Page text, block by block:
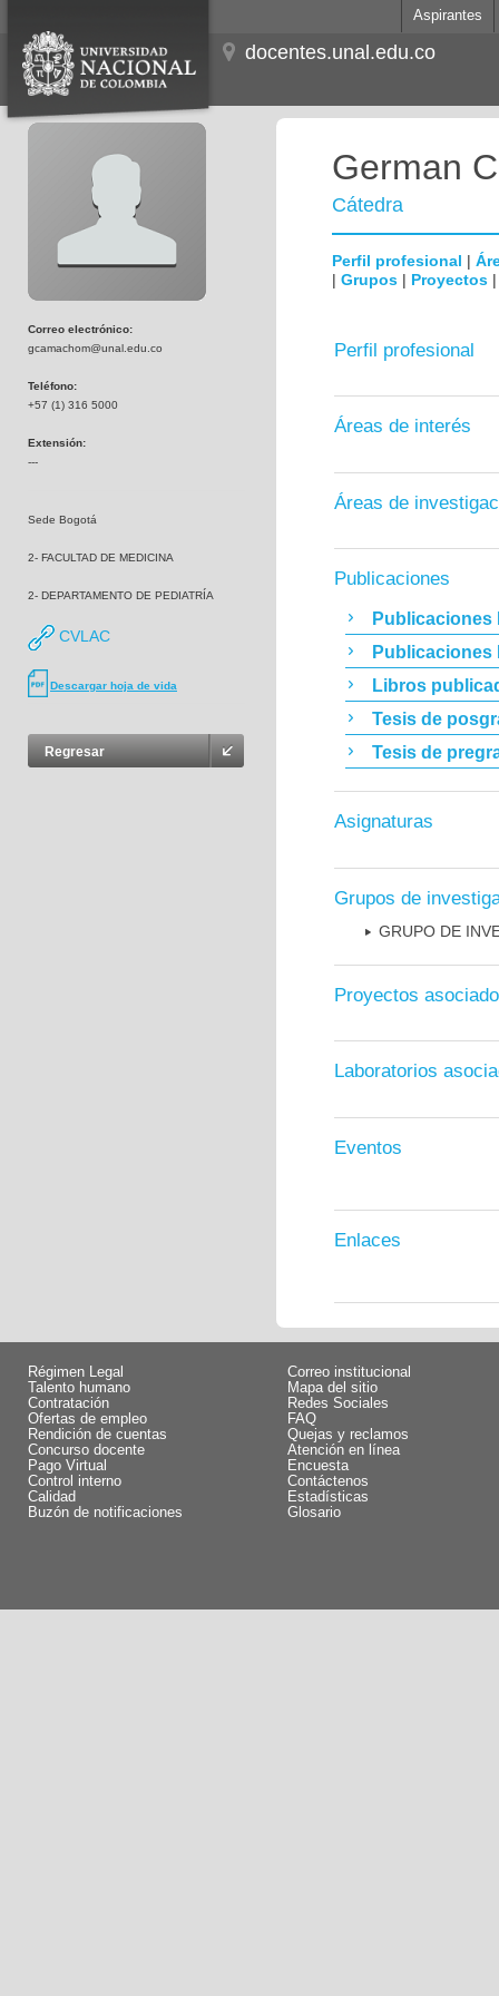
Aspirantes
docentes.unal.edu.co
Correo electrónico:
gcamachom@unal.edu.co
Teléfono:
+57 (1) 316 5000
Extensión:
---
Sede Bogotá
2- FACULTAD DE MEDICINA
2- DEPARTAMENTO DE PEDIATRÍA
CVLAC
Descargar hoja de vida
Regresar
German
Cátedra
Perfil profesional |
| Grupos | Proyectos
Perfil profesional
Áreas de interés
Áreas de
Publicaciones
Publicaciones
Publicaciones
Libros
Tesis de
Tesis de
Asignaturas
Grupos de
GRUPO DE
Proyectos
Laboratorios
Eventos
Enlaces
Régimen Legal
Talento humano
Contratación
Ofertas de empleo
Rendición de cuentas
Concurso docente
Pago Virtual
Control interno
Calidad
Buzón de notificaciones
Correo institucional
Mapa del sitio
Redes Sociales
FAQ
Quejas y reclamos
Atención en línea
Encuesta
Contáctenos
Estadísticas
Glosario